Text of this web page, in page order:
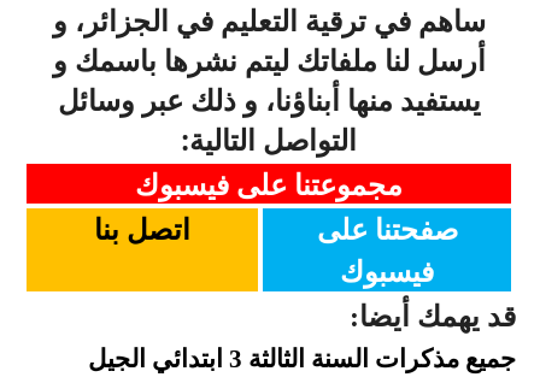
ساهم في ترقية التعليم في الجزائر، و
أرسل لنا ملفاتك ليتم نشرها باسمك و
يستفيد منها أبناؤنا، و ذلك عبر وسائل
التواصل التالية:
مجموعتنا على فيسبوك
صفحتنا على
فيسبوك
اتصل بنا
قد يهمك أيضا:
جميع مذكرات السنة الثالثة 3 ابتدائي الجيل